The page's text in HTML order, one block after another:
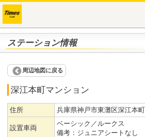
ステーション情報
周辺地図に戻る
深江本町マンション
住所 兵庫県神戸市東灘区深江本
設置車両
ベーシック／ルークス
備考： ジュニアシートなし